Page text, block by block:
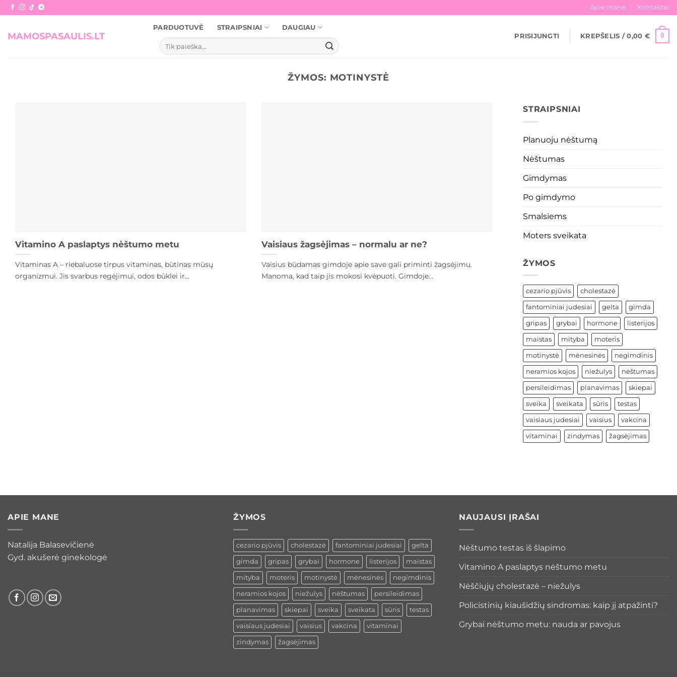
Skip
to
content
Apie mane Kontaktai
MAMOSPASAULIS.LT
PARDUOTUVĖ STRAIPSNIAI
DAUGIAU
Ieškoti:
PRISIJUNGTI KREPŠELIS /0,00 € 0
ŽYMOS: MOTINYSTĖ
Vitamino A paslaptys nėštumo metu
Vitaminas A – riebaluose tirpus vitaminas, būtinas mūsų
organizmui. Jis svarbus regėjimui, odos būklei ir...
Vaisiaus žagsėjimas – normalu ar ne?
Vaisius būdamas gimdoje apie save gali priminti žagsėjimu.
Manoma, kad taip jis mokosi kvėpuoti. Gimdoje...
STRAIPSNIAI
Planuoju nėštumą
Nėštumas
Gimdymas
Po gimdymo
Smalsiems
Moters sveikata
ŽYMOS
cezario pjūvis cholestazė
fantominiai judesiai gelta gimda
gripas grybai hormone listerijos
maistas mityba moteris
motinystė mėnesinės negimdinis
neramios kojos niežulys nėštumas
persileidimas planavimas skiepai
sveika sveikata sūris testas
vaisiaus judesiai vaisius vakcina
vitaminai zindymas žagsėjimas
APIE MANE
Natalija Balasevičienė
Gyd. akušerė ginekologė
ŽYMOS
cezario pjūvis cholestazė fantominiai judesiai gelta
gimda gripas grybai hormone listerijos maistas
mityba moteris motinystė mėnesinės negimdinis
neramios kojos niežulys nėštumas persileidimas
planavimas skiepai sveika sveikata sūris testas
vaisiaus judesiai vaisius vakcina vitaminai
zindymas žagsėjimas
NAUJAUSI ĮRAŠAI
Nėštumo testas iš šlapimo
Vitamino A paslaptys nėštumo metu
Nėščiųjų cholestazė – niežulys
Policistinių kiaušidžių sindromas: kaip jį atpažinti?
Grybai nėštumo metu: nauda ar pavojus